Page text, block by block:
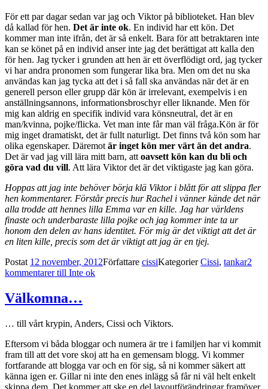
För ett par dagar sedan var jag och Viktor på biblioteket. Han blev
då kallad för hen. Det är inte ok. En individ har ett kön. Det
kommer man inte ifrån, det är så enkelt. Bara för att betraktaren inte
kan se könet på en individ anser inte jag det berättigat att kalla den
för hen. Jag tycker i grunden att hen är ett överflödigt ord, jag tycker
vi har andra pronomen som fungerar lika bra. Men om det nu ska
användas kan jag tycka att det i så fall ska användas när det är en
generell person eller grupp där kön är irrelevant, exempelvis i en
anställningsannons, informationsbroschyr eller liknande. Men för
mig kan aldrig en specifik individ vara könsneutral, det är en
man/kvinna, pojke/flicka. Vet man inte får man väl fråga.Kön är för
mig inget dramatiskt, det är fullt naturligt. Det finns två kön som har
olika egenskaper. Däremot är inget kön mer värt än det andra.
Det är vad jag vill lära mitt barn, att oavsett kön kan du bli och
göra vad du vill. Att lära Viktor det är det viktigaste jag kan göra.
Hoppas att jag inte behöver börja klä Viktor i blått för att slippa fler
hen kommentarer. Förstår precis hur Rachel i vänner kände det när
alla trodde att hennes lilla Emma var en kille. Jag har världens
finaste och underbaraste lilla pojke och jag kommer inte ta ur
honom den delen av hans identitet. För mig är det viktigt att det är
en liten kille, precis som det är viktigt att jag är en tjej.
Postat 12 november, 2012Författare cissiKategorierCissi, tankar2
kommentarertill Inte ok
Välkomna…
… till vårt krypin, Anders, Cissi och Viktors.
Eftersom vi båda bloggar och numera är tre i familjen har vi kommit
fram till att det vore skoj att ha en gemensam blogg. Vi kommer
fortfarande att blogga var och en för sig, så ni kommer säkert att
känna igen er. Gillar ni inte den enes inlägg så får ni väl helt enkelt
skippa dem. Det kommer att ske en del layoutförändringar framöver,